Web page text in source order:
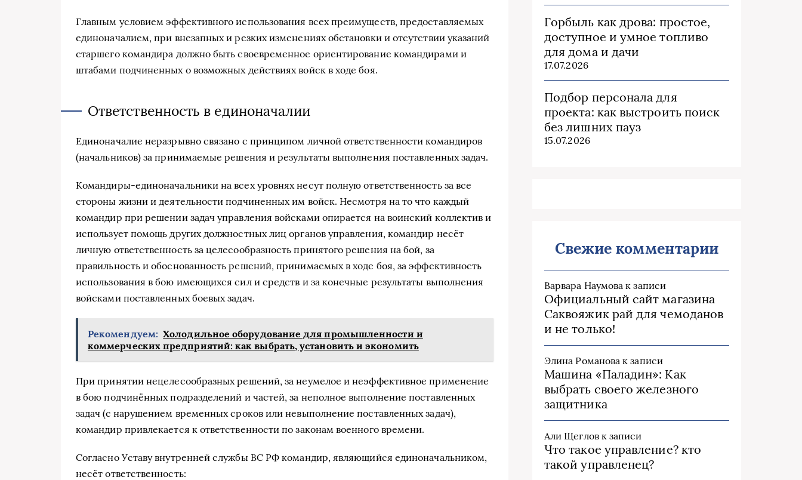
Главным условием эффективного использования всех преимуществ, предоставляемых
единоначалием, при внезапных и резких изменениях обстановки и отсутствии указаний
старшего командира должно быть своевременное ориентирование командирами и
штабами подчиненных о возможных действиях войск в ходе боя.
Ответственность в единоначалии
Единоначалие неразрывно связано с принципом личной ответственности командиров
(начальников) за принимаемые решения и результаты выполнения поставленных задач.
Командиры-единоначальники на всех уровнях несут полную ответственность за все
стороны жизни и деятельности подчиненных им войск. Несмотря на то что каждый
командир при решении задач управления войсками опирается на воинский коллектив и
использует помощь других должностных лиц органов управления, командир несёт
личную ответственность за целесообразность принятого решения на бой, за
правильность и обоснованность решений, принимаемых в ходе боя, за эффективность
использования в бою имеющихся сил и средств и за конечные результаты выполнения
войсками поставленных боевых задач.
Рекомендуем: Холодильное оборудование для промышленности и
коммерческих предприятий: как выбрать, установить и экономить
При принятии нецелесообразных решений, за неумелое и неэффективное применение
в бою подчинённых подразделений и частей, за неполное выполнение поставленных
задач (с нарушением временных сроков или невыполнение поставленных задач),
командир привлекается к ответственности по законам военного времени.
Согласно Уставу внутренней службы ВС РФ командир, являющийся единоначальником,
несёт ответственность:
Горбыль как дрова: простое,
доступное и умное топливо
для дома и дачи
17.07.2026
Подбор персонала для
проекта: как выстроить поиск
без лишних пауз
15.07.2026
Свежие комментарии
Варвара Наумова к записи
Официальный сайт магазина
Саквояжик рай для чемоданов
и не только!
Элина Романова к записи
Машина «Паладин»: Как
выбрать своего железного
защитника
Али Щегловк записи
Что такое управление? кто
такой управленец?